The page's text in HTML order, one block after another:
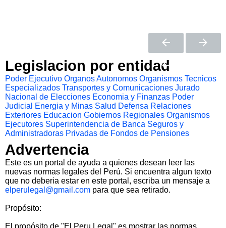
Legislacion por entidad
Poder Ejecutivo Organos Autonomos Organismos Tecnicos
Especializados Transportes y Comunicaciones Jurado
Nacional de Elecciones Economia y Finanzas Poder
Judicial
Energia y Minas Salud Defensa Relaciones
Exteriores Educacion Gobiernos Regionales Organismos
Ejecutores Superintendencia de Banca Seguros y
Administradoras Privadas de Fondos de Pensiones
Advertencia
Este es un portal de ayuda a quienes desean leer las
nuevas normas legales del Perú. Si encuentra algun texto
que no deberia estar en este portal, escriba un mensaje a
elperulegal@gmail.com para que sea retirado.
Propósito:
El propósito de "El Peru Legal" es mostrar las normas